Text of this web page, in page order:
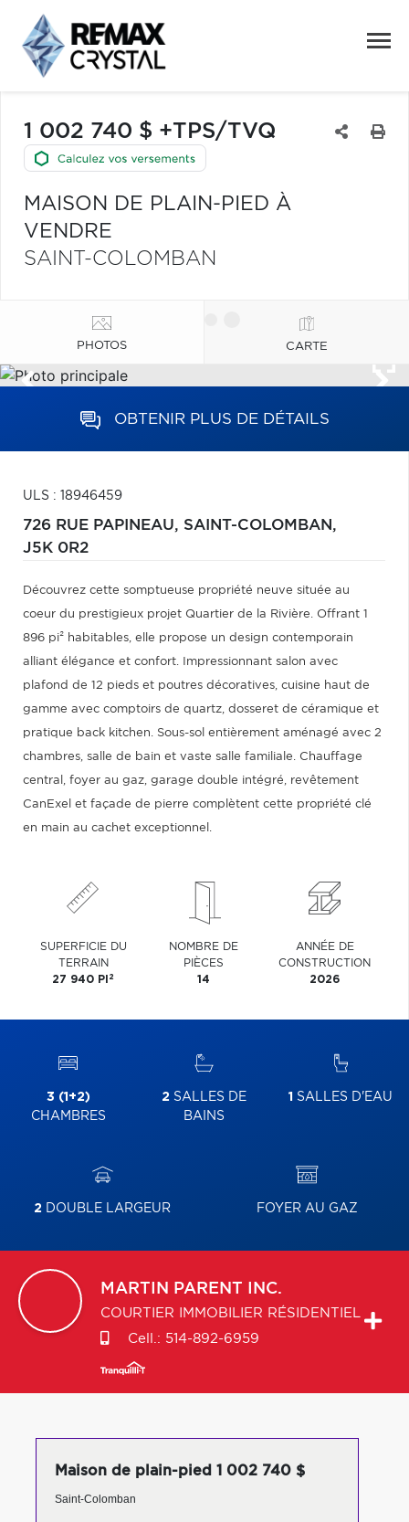
1 002 740 $ +TPS/TVQ
MAISON DE PLAIN-PIED À
VENDRE
SAINT-COLOMBAN
PHOTOS CARTE
OBTENIR PLUS DE DÉTAILS
ULS : 18946459
726 RUE PAPINEAU, SAINT-COLOMBAN,
J5K 0R2
Découvrez cette somptueuse propriété neuve située au
coeur du prestigieux projet Quartier de la Rivière. Offrant 1
896 pi² habitables, elle propose un design contemporain
alliant élégance et confort. Impressionnant salon avec
plafond de 12 pieds et poutres décoratives, cuisine haut de
gamme avec comptoirs de quartz, dosseret de céramique et
pratique back kitchen. Sous-sol entièrement aménagé avec 2
chambres, salle de bain et vaste salle familiale. Chauffage
central, foyer au gaz, garage double intégré, revêtement
CanExel et façade de pierre complètent cette propriété clé
en main au cachet exceptionnel.
SUPERFICIE DU
TERRAIN
27 940 PI 2
NOMBRE DE
PIÈCES
14
ANNÉE DE
CONSTRUCTION
2026
3 (1+2)
CHAMBRES
2 SALLES DE
BAINS
1 SALLES D'EAU
2 DOUBLE LARGEUR FOYER AU GAZ
MARTIN PARENT INC.
COURTIER IMMOBILIER RÉSIDENTIEL
Cell.: 514-892-6959
Maison de plain-pied 1 002 740 $
Saint-Colomban